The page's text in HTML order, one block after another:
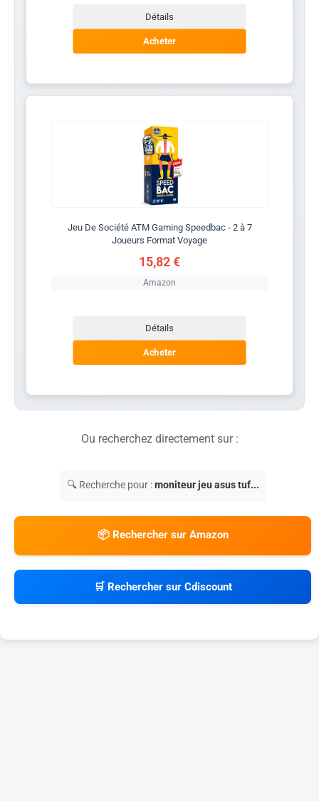
Détails
Acheter
Jeu De Société ATM Gaming Speedbac - 2 à 7
Joueurs Format Voyage
15,82 €
Amazon
Détails
Acheter
Ou recherchez directement sur :
🔍 Recherche pour :moniteur jeu asus tuf...
📦 Rechercher sur Amazon
🛒 Rechercher sur Cdiscount